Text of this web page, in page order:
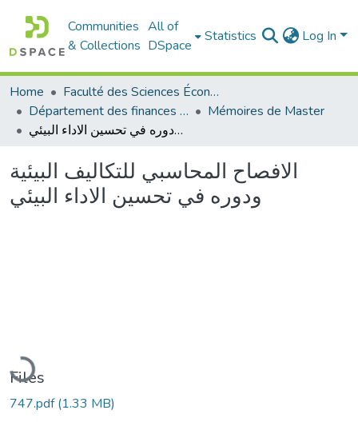
Communities
& Collections
All of
DSpace
Statistics Log In
Home
Faculté des Sciences Économiques Commerciales et des Sciences de Gestion
Département des finances et de comptabilité
Mémoires de Master
الافصاح المحاسبي للتكاليف البيئية ودوره في تحسين الاداء البيئي
الافصاح المحاسبي للتكاليف البيئية
ودوره في تحسين الاداء البيئي
Loading...
Files
747.pdf(1.33 MB)